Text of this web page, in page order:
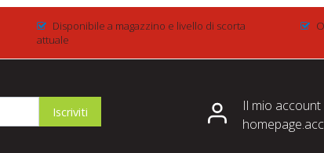
Disponibile a magazzino e livello di scorta
attuale
Iscriviti
Il mio account